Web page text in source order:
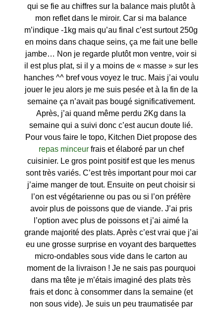
qui se fie au chiffres sur la balance mais plutôt à
mon reflet dans le miroir. Car si ma balance
m’indique -1kg mais qu’au final c’est surtout 250g
en moins dans chaque seins, ça me fait une belle
jambe… Non je regarde plutôt mon ventre, voir si
il est plus plat, si il y a moins de « masse » sur les
hanches ^^ bref vous voyez le truc. Mais j’ai voulu
jouer le jeu alors je me suis pesée et à la fin de la
semaine ça n’avait pas bougé significativement.
Après, j’ai quand même perdu 2Kg dans la
semaine qui a suivi donc c’est aucun doute lié.
Pour vous faire le topo, Kitchen Diet propose des
repas minceurfrais et élaboré par un chef
cuisinier. Le gros point positif est que les menus
sont très variés. C’est très important pour moi car
j’aime manger de tout. Ensuite on peut choisir si
l’on est végétarienne ou pas ou si l’on préfère
avoir plus de poissons que de viande. J’ai pris
l’option avec plus de poissons et j’ai aimé la
grande majorité des plats. Après c’est vrai que j’ai
eu une grosse surprise en voyant des barquettes
micro-ondables sous vide dans le carton au
moment de la livraison ! Je ne sais pas pourquoi
dans ma tête je m’étais imaginé des plats très
frais et donc à consommer dans la semaine (et
non sous vide). Je suis un peu traumatisée par